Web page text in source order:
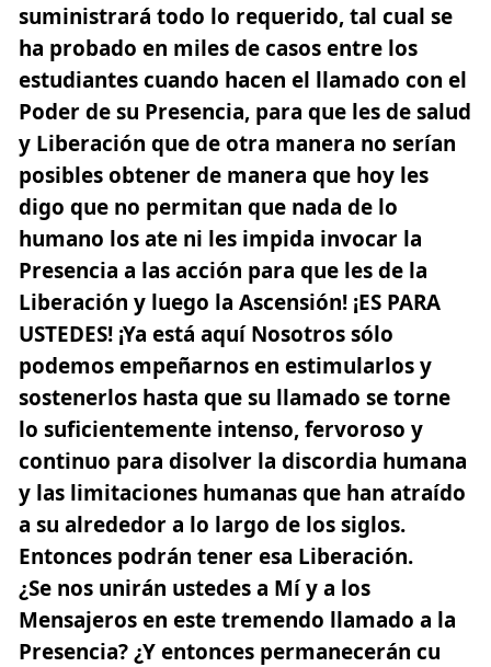
suministrará todo lo requerido, tal cual se
ha probado en miles de casos entre los
estudiantes cuando hacen el llamado con el
Poder de su Presencia, para que les de salud
y Liberación que de otra manera no serían
posibles obtener de manera que hoy les
digo que no permitan que nada de lo
humano los ate ni les impida invocar la
Presencia a las acción para que les de la
Liberación y luego la Ascensión! ¡ES PARA
USTEDES! ¡Ya está aquí Nosotros sólo
podemos empeñarnos en estimularlos y
sostenerlos hasta que su llamado se torne
lo suficientemente intenso, fervoroso y
continuo para disolver la discordia humana
y las limitaciones humanas que han atraído
a su alrededor a lo largo de los siglos.
Entonces podrán tener esa Liberación.
¿Se nos unirán ustedes a Mí y a los
Mensajeros en este tremendo llamado a la
Presencia? ¿Y entonces permanecerán cu